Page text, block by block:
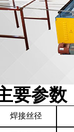
要参数
焊接丝径